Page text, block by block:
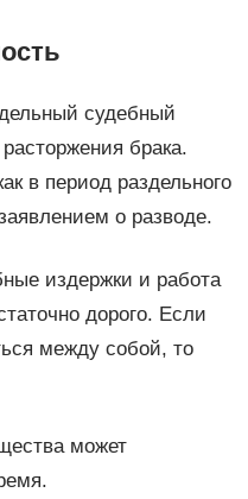
судебный
брака.
в период раздельного
о разводе.
издержки и работа
дорого. Если
между собой, то
может